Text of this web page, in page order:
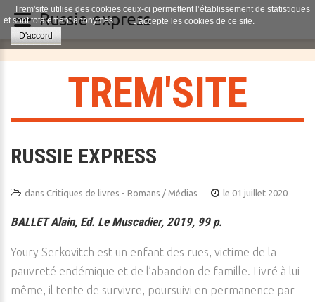
TREM'SITE
RUSSIE EXPRESS
dans Critiques de livres - Romans / Médias le 01 juillet 2020
BALLET Alain, Ed. Le Muscadier, 2019, 99 p.
Youry Serkovitch est un enfant des rues, victime de la
pauvreté endémique et de l’abandon de famille. Livré à lui-
même, il tente de survivre, poursuivi en permanence par
Trem'site utilise des cookies ceux-ci permettent l’établissement de statistiques
et sont totalement anonymes.
J'accepte les cookies de ce site.
D'accord
Russie express